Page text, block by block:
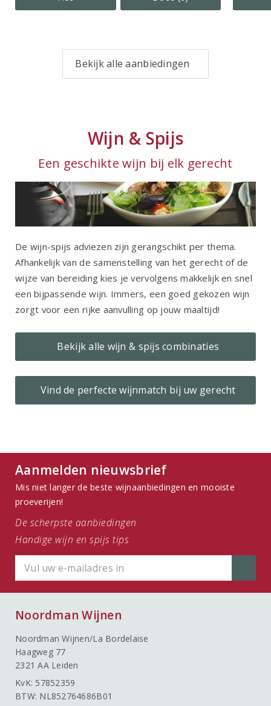
Bekijk alle aanbiedingen
Wijn & Spijs
Een geschikte wijn bij elk gerecht
De wijn-spijs adviezen zijn gerangschikt per thema.
Afhankelijk van de samenstelling van het gerecht of de
wijze van bereiding kies je vervolgens makkelijk en snel
een bijpassende wijn. Immers, een goed gekozen wijn
zorgt voor een rijke aanvulling op jouw maaltijd!
Bekijk alle wijn & spijs combinaties
Vind de perfecte wijnmatch bij uw gerecht
Aanmelden nieuwsbrief
Mis niet langer de beste wijnaanbiedingen en mooiste
proeverijen!
De scherpste aanbiedingen
Handige wijn en spijs tips
Noordman Wijnen
Noordman Wijnen/La Bordelaise
Haagweg 77
2321 AA Leiden
KvK: 57852359
BTW: NL852764686B01